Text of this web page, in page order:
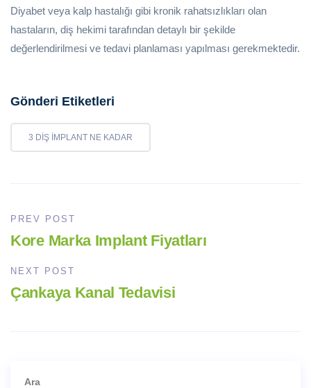
Diyabet veya kalp hastalığı gibi kronik rahatsızlıkları olan
hastaların, diş hekimi tarafından detaylı bir şekilde
değerlendirilmesi ve tedavi planlaması yapılması gerekmektedir.
Gönderi Etiketleri
3 DIŞ IMPLANT NE KADAR
PREV POST
Kore Marka Implant Fiyatları
NEXT POST
Çankaya Kanal Tedavisi
Ara